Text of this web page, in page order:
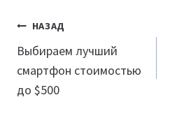
Навигация
по
записям
НАЗАД
Выбираем лучший
смартфон стоимостью
до $500